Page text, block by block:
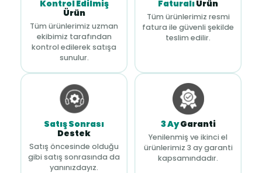
Kontrol Edilmiş
Ürün
Tüm ürünlerimiz uzman
ekibimiz tarafından
kontrol edilerek satışa
sunulur.
FaturalıÜrün
Tüm ürünlerimiz resmi
fatura ile güvenli şekilde
teslim edilir.
Satış Sonrası
Destek
Satış öncesinde olduğu
gibi satış sonrasında da
yanınızdayız.
3 AyGaranti
Yenilenmiş ve ikinci el
ürünlerimiz 3 ay garanti
kapsamındadır.